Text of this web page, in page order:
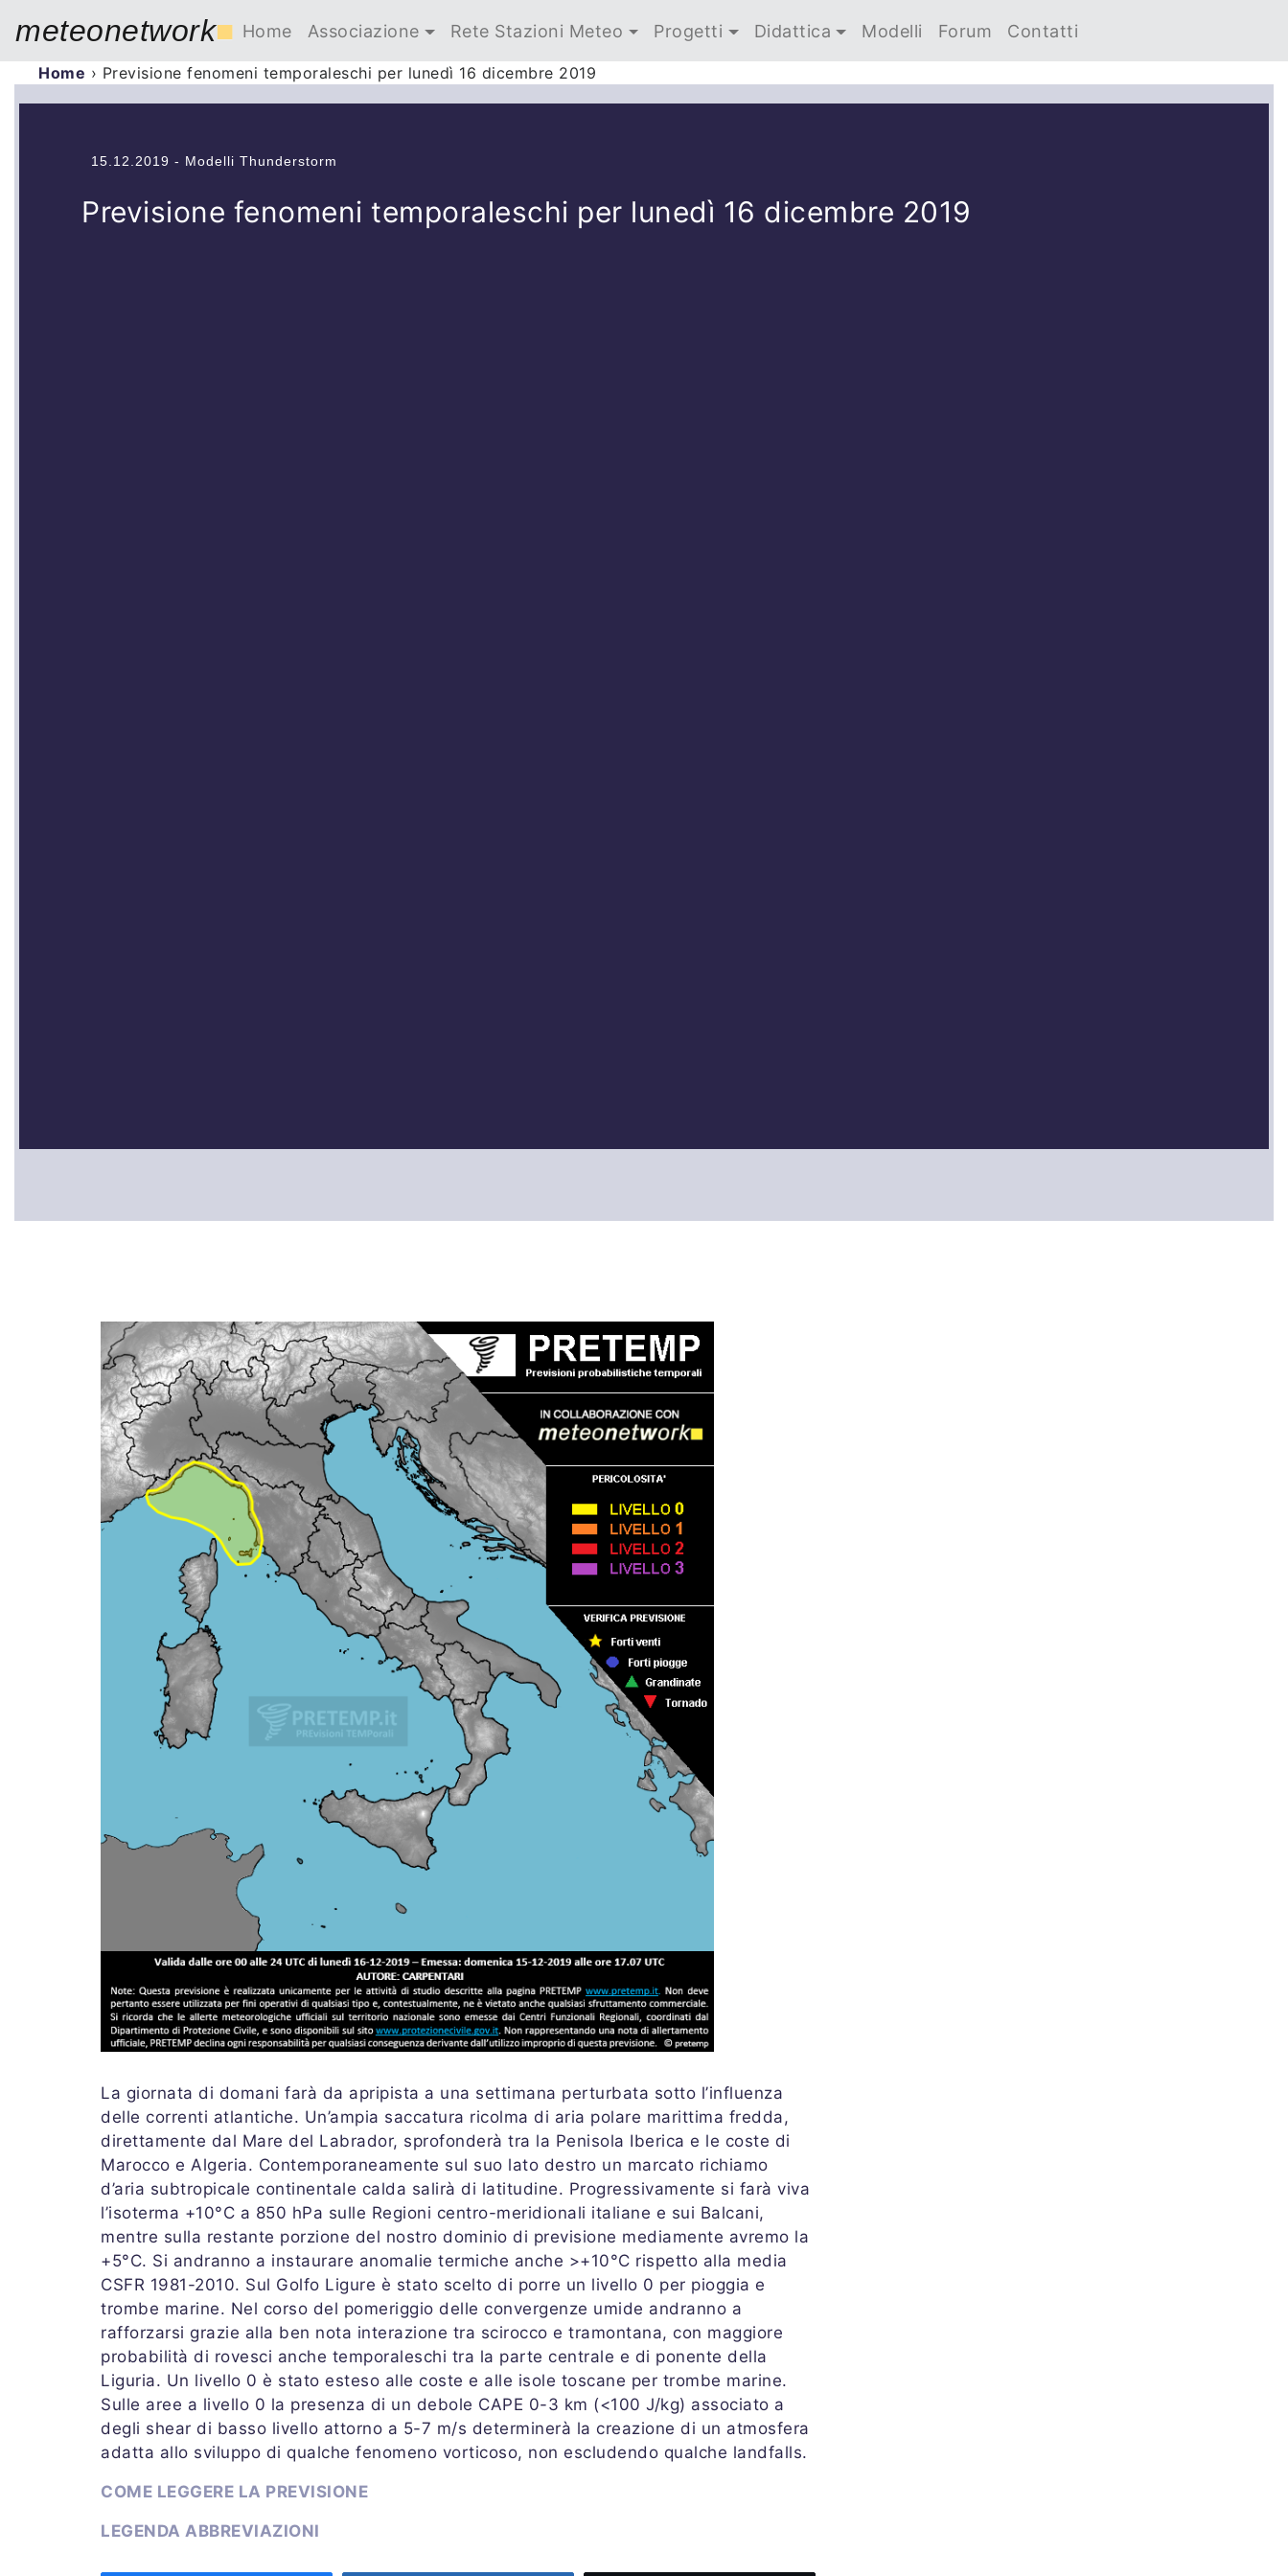
meteonetwork■ Home Associazione Rete Stazioni Meteo Progetti Didattica Modelli Forum Contatti
Home › Previsione fenomeni temporaleschi per lunedì 16 dicembre 2019
15.12.2019 - Modelli Thunderstorm
Previsione fenomeni temporaleschi per lunedì 16 dicembre 2019
La giornata di domani farà da apripista a una settimana perturbata sotto l’influenza
delle correnti atlantiche. Un’ampia saccatura ricolma di aria polare marittima fredda,
direttamente dal Mare del Labrador, sprofonderà tra la Penisola Iberica e le coste di
Marocco e Algeria. Contemporaneamente sul suo lato destro un marcato richiamo
d’aria subtropicale continentale calda salirà di latitudine. Progressivamente si farà viva
l’isoterma +10°C a 850 hPa sulle Regioni centro-meridionali italiane e sui Balcani,
mentre sulla restante porzione del nostro dominio di previsione mediamente avremo la
+5°C. Si andranno a instaurare anomalie termiche anche >+10°C rispetto alla media
CSFR 1981-2010. Sul Golfo Ligure è stato scelto di porre un livello 0 per pioggia e
trombe marine. Nel corso del pomeriggio delle convergenze umide andranno a
rafforzarsi grazie alla ben nota interazione tra scirocco e tramontana, con maggiore
probabilità di rovesci anche temporaleschi tra la parte centrale e di ponente della
Liguria. Un livello 0 è stato esteso alle coste e alle isole toscane per trombe marine.
Sulle aree a livello 0 la presenza di un debole CAPE 0-3 km (<100 J/kg) associato a
degli shear di basso livello attorno a 5-7 m/s determinerà la creazione di un atmosfera
adatta allo sviluppo di qualche fenomeno vorticoso, non escludendo qualche landfalls.
COME LEGGERE LA PREVISIONE
LEGENDA ABBREVIAZIONI
SEGNALAZIONI – STORM REPORT